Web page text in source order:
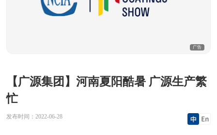
广告
【广源集团】河南夏阳酷暑 广源生产繁
忙
发布时间：2022-06-28